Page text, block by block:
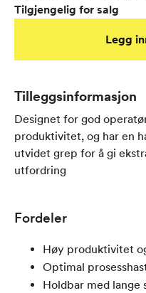
Tilgjengelig for salg
Legg
Tilleggsinformasjon
Designet for god
produktivitet, og har en
utvidet grep for å gi
utfordring
Fordeler
Høy produktivitet
Optimal
Holdbar med lange